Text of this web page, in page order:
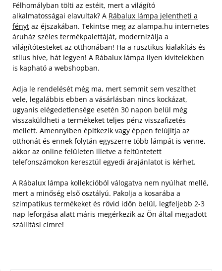
Félhomályban tölti az estéit, mert a világító
alkalmatosságai elavultak? A Rábalux lámpa jelentheti a
fényt az éjszakában. Tekintse meg az alampa.hu internetes
áruház széles termékpalettáját, modernizálja a
világítótesteket az otthonában! Ha a rusztikus kialakítás és
stílus híve, hát legyen! A Rábalux lámpa ilyen kivitelekben
is kapható a webshopban.
Adja le rendelését még ma, mert semmit sem veszíthet
vele, legalábbis ebben a vásárlásban nincs kockázat,
ugyanis elégedetlensége esetén 30 napon belül még
visszaküldheti a termékeket teljes pénz visszafizetés
mellett. Amennyiben építkezik vagy éppen felújítja az
otthonát és ennek folytán egyszerre több lámpát is venne,
akkor az online felületen illetve a feltüntetett
telefonszámokon keresztül egyedi árajánlatot is kérhet.
A Rábalux lámpa kollekcióból válogatva nem nyúlhat mellé,
mert a minőség első osztályú. Pakolja a kosarába a
szimpatikus termékeket és rövid időn belül, legfeljebb 2-3
nap leforgása alatt máris megérkezik az Ön által megadott
szállítási címre!